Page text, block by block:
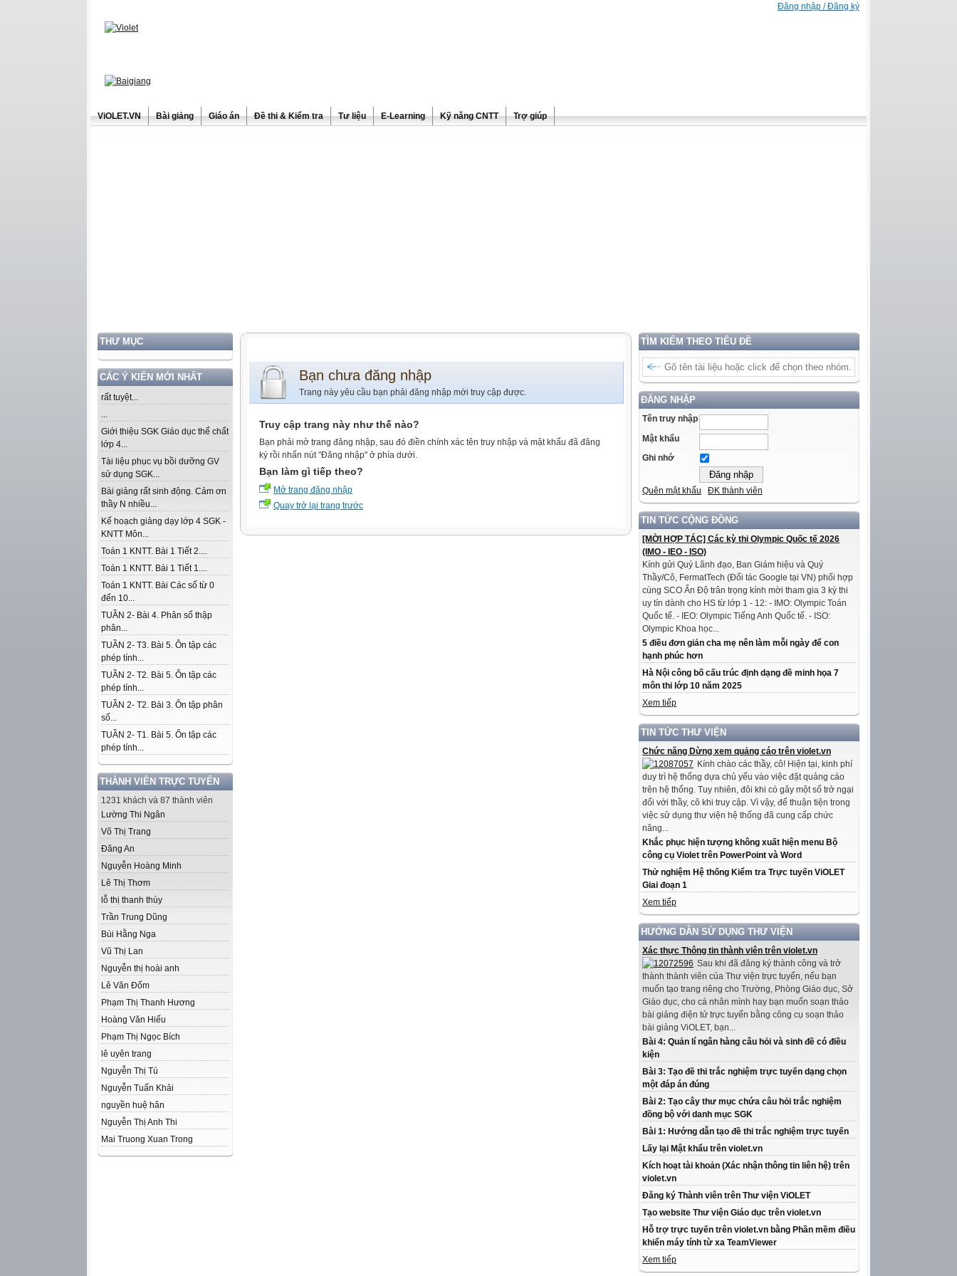
Đăng nhập / Đăng ký
ViOLET.VN Bài giảng Giáo án Đề thi & Kiểm tra Tư liệu E-Learning Kỹ năng CNTT Trợ giúp
THƯ MỤC
CÁC Ý KIẾN MỚI NHẤT
rất tuyệt...
...
Giới thiệu SGK Giáo dục thể chất
lớp 4...
Tài liệu phục vụ bồi dưỡng GV
sử dụng SGK...
Bài giảng rất sinh động. Cảm ơn
thầy N nhiều...
Kế hoạch giảng dạy lớp 4 SGK -
KNTT Môn...
Toán 1 KNTT. Bài 1 Tiết 2....
Toán 1 KNTT. Bài 1 Tiết 1....
Toán 1 KNTT. Bài Các số từ 0
đến 10...
TUẦN 2- Bài 4. Phân số thập
phân...
TUẦN 2- T3. Bài 5. Ôn tập các
phép tính...
TUẦN 2- T2. Bài 5. Ôn tập các
phép tính...
TUẦN 2- T2. Bài 3. Ôn tập phân
số...
TUẦN 2- T1. Bài 5. Ôn tập các
phép tính...
THÀNH VIÊN TRỰC TUYẾN
1231 khách và 87 thành viên
Lường Thi Ngân
Võ Thị Trang
Đăng An
Nguyễn Hoàng Minh
Lê Thị Thơm
lỗ thị thanh thùy
Trần Trung Dũng
Bùi Hằng Nga
Vũ Thị Lan
Nguyễn thị hoài anh
Lê Văn Đốm
Phạm Thị Thanh Hương
Hoàng Văn Hiếu
Phạm Thị Ngọc Bích
lê uyên trang
Nguyễn Thị Tú
Nguyễn Tuấn Khải
nguyền huệ hân
Nguyễn Thị Anh Thi
Mai Truong Xuan Trong
TÌM KIẾM THEO TIÊU ĐỀ
ĐĂNG NHẬP
Tên truy nhập
Mật khẩu
Ghi nhớ
Quên mật khẩu ĐK thành viên
TIN TỨC CỘNG ĐỒNG
[MỜI HỢP TÁC] Các kỳ thi Olympic Quốc tế 2026
(IMO - IEO - ISO)
Kính gửi Quý Lãnh đạo, Ban Giám hiệu và Quý
Thầy/Cô, FermatTech (Đối tác Google tại VN) phối hợp
cùng SCO Ấn Độ trân trọng kính mời tham gia 3 kỳ thi
uy tín dành cho HS từ lớp 1 - 12: - IMO: Olympic Toán
Quốc tế. - IEO: Olympic Tiếng Anh Quốc tế. - ISO:
Olympic Khoa học...
5 điều đơn giản cha mẹ nên làm mỗi ngày để con
hạnh phúc hơn
Hà Nội công bố cấu trúc định dạng đề minh họa 7
môn thi lớp 10 năm 2025
Xem tiếp
TIN TỨC THƯ VIỆN
Chức năng Dừng xem quảng cáo trên violet.vn
Kính chào các thầy, cô! Hiện tại, kinh phí
duy trì hệ thống dựa chủ yếu vào việc đặt quảng cáo
trên hệ thống. Tuy nhiên, đôi khi có gây một số trở ngại
đối với thầy, cô khi truy cập. Vì vậy, để thuận tiện trong
việc sử dụng thư viện hệ thống đã cung cấp chức
năng...
Khắc phục hiện tượng không xuất hiện menu Bộ
công cụ Violet trên PowerPoint và Word
Thử nghiệm Hệ thống Kiểm tra Trực tuyến ViOLET
Giai đoạn 1
Xem tiếp
HƯỚNG DẪN SỬ DỤNG THƯ VIỆN
Xác thực Thông tin thành viên trên violet.vn
Sau khi đã đăng ký thành công và trở
thành thành viên của Thư viện trực tuyến, nếu bạn
muốn tạo trang riêng cho Trường, Phòng Giáo dục, Sở
Giáo dục, cho cá nhân mình hay bạn muốn soạn thảo
bài giảng điện tử trực tuyến bằng công cụ soạn thảo
bài giảng ViOLET, bạn...
Bài 4: Quản lí ngân hàng câu hỏi và sinh đề có điều
kiện
Bài 3: Tạo đề thi trắc nghiệm trực tuyến dạng chọn
một đáp án đúng
Bài 2: Tạo cây thư mục chứa câu hỏi trắc nghiệm
đồng bộ với danh mục SGK
Bài 1: Hướng dẫn tạo đề thi trắc nghiệm trực tuyến
Lấy lại Mật khẩu trên violet.vn
Kích hoạt tài khoản (Xác nhận thông tin liên hệ) trên
violet.vn
Đăng ký Thành viên trên Thư viện ViOLET
Tạo website Thư viện Giáo dục trên violet.vn
Hỗ trợ trực tuyến trên violet.vn bằng Phần mềm điều
khiển máy tính từ xa TeamViewer
Xem tiếp
Bạn chưa đăng nhập
Trang này yêu cầu bạn phải đăng nhập mới truy cập được.
Truy cập trang này như thế nào?
Bạn phải mở trang đăng nhập, sau đó điền chính xác tên truy nhập và mật khẩu đã đăng
ký rồi nhấn nút "Đăng nhập" ở phía dưới.
Bạn làm gì tiếp theo?
Mở trang đăng nhập
Quay trở lại trang trước